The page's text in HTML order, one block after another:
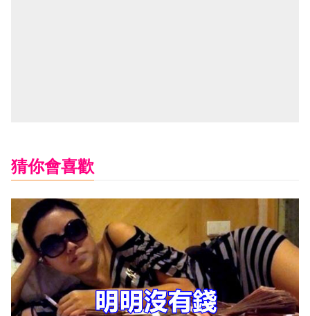
猜你會喜歡